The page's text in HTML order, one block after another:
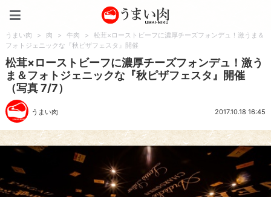
うまい肉 > 肉 > 牛肉 >
松茸×ローストビーフに濃厚チーズフォンデュ！激うま＆
フォトジェニックな『秋ピザフェスタ』開催
松茸×ローストビーフに濃厚チーズフォンデュ！激う
ま＆フォトジェニックな『秋ピザフェスタ』開催
（写真 7/7）
うまい肉 2017.10.18 16:45